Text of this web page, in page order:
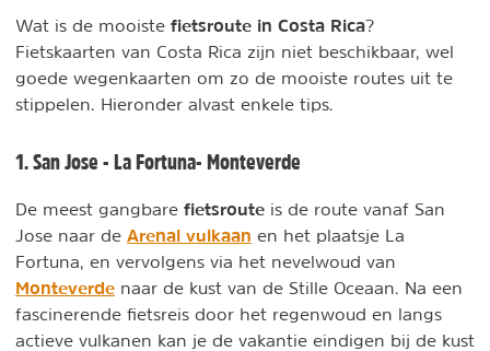
Wat is de mooiste fietsroute in Costa Rica?
Fietskaarten van Costa Rica zijn niet beschikbaar, wel
goede wegenkaarten om zo de mooiste routes uit te
stippelen. Hieronder alvast enkele tips.
1. San Jose - La Fortuna- Monteverde
De meest gangbare fietsroute is de route vanaf San
Jose naar de Arenal vulkaan en het plaatsje La
Fortuna, en vervolgens via het nevelwoud van
Monteverde naar de kust van de Stille Oceaan. Na een
fascinerende fietsreis door het regenwoud en langs
actieve vulkanen kan je de vakantie eindigen bij de kust